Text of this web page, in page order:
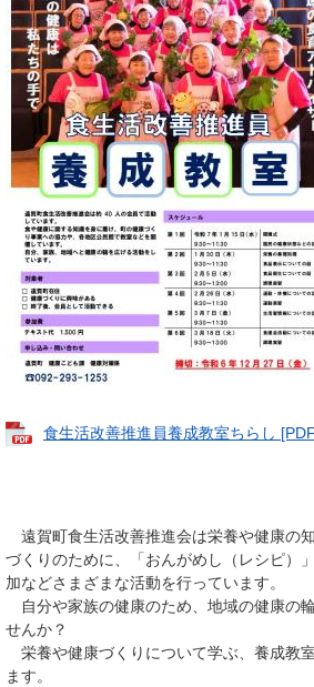
食生活改善推進員養成教室ちらし
遠賀町食生活改善推進会は栄養や健康の
づくりのために、「おんがめし（レシピ）
加などさまざまな活動を行っています。
自分や家族の健康のため、地域の健康の
せんか？
栄養や健康づくりについて学ぶ、養成教
ます。